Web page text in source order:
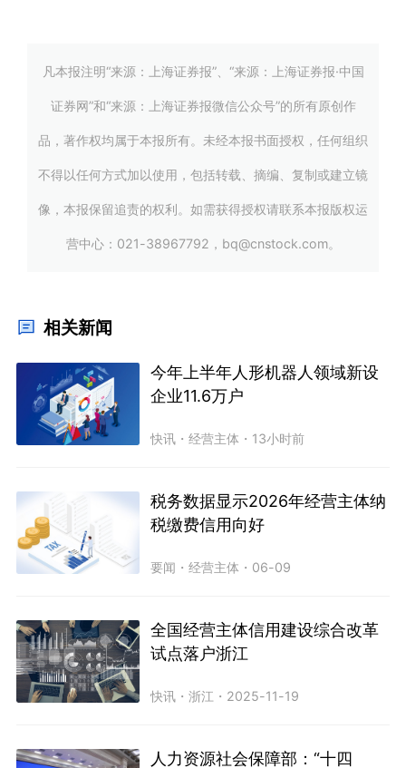
凡本报注明“来源：上海证券报”、“来源：上海证券报·中国
证券网”和“来源：上海证券报微信公众号”的所有原创作
品，著作权均属于本报所有。未经本报书面授权，任何组织
不得以任何方式加以使用，包括转载、摘编、复制或建立镜
像，本报保留追责的权利。如需获得授权请联系本报版权运
营中心：021-38967792，bq@cnstock.com。
相关新闻
今年上半年人形机器人领域新设
企业11.6万户
快讯 ・经营主体 ・ 13小时前
税务数据显示2026年经营主体纳
税缴费信用向好
要闻 ・经营主体 ・ 06-09
全国经营主体信用建设综合改革
试点落户浙江
快讯 ・浙江 ・ 2025-11-19
人力资源社会保障部：“十四